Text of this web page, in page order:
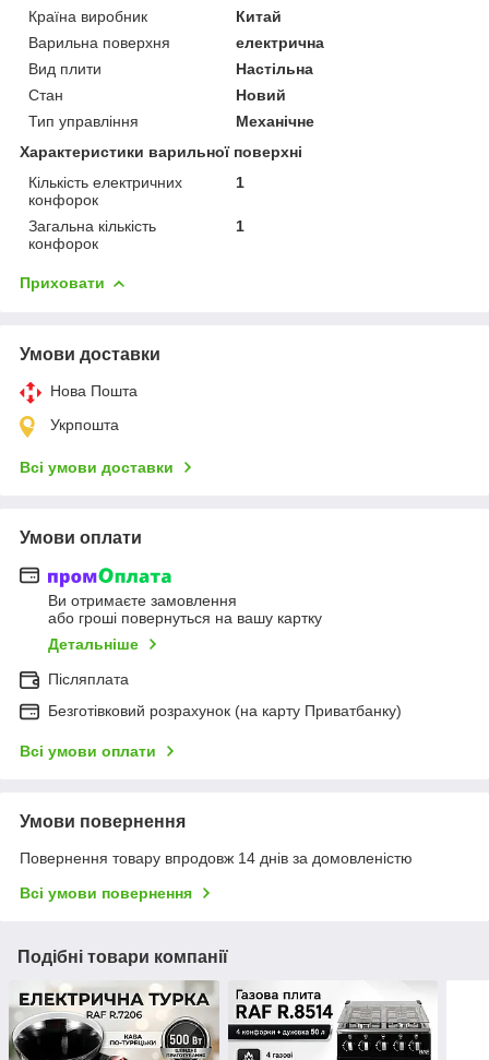
Країна виробник
Китай
Варильна поверхня
електрична
Вид плити
Настільна
Стан
Новий
Тип управління
Механічне
Характеристики варильної поверхні
Кількість електричних
конфорок
1
Загальна кількість
конфорок
1
Приховати
Умови доставки
Нова Пошта
Укрпошта
Всі умови доставки
Умови оплати
Ви отримаєте замовлення
або гроші повернуться на вашу картку
Детальніше
Післяплата
Безготівковий розрахунок (на карту Приватбанку)
Всі умови оплати
Умови повернення
Повернення товару впродовж 14 днів за домовленістю
Всі умови повернення
Подібні товари компанії